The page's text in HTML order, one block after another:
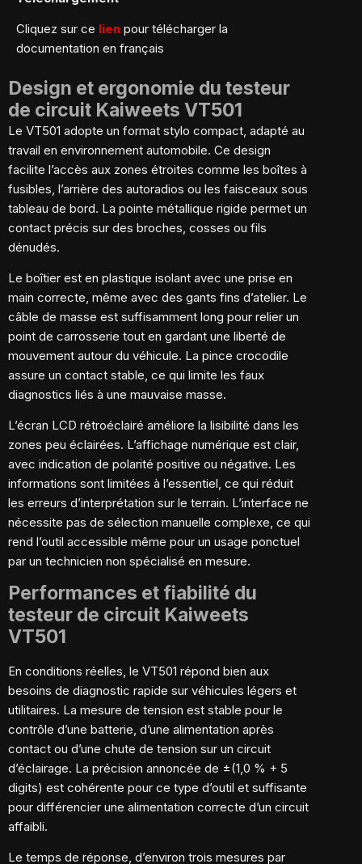
Cliquez sur ce lien pour télécharger la
documentation en français
Design et ergonomie du testeur
de circuit Kaiweets VT501
Le VT501 adopte un format stylo compact, adapté au
travail en environnement automobile. Ce design
facilite l’accès aux zones étroites comme les boîtes à
fusibles, l’arrière des autoradios ou les faisceaux sous
tableau de bord. La pointe métallique rigide permet un
contact précis sur des broches, cosses ou fils
dénudés.
Le boîtier est en plastique isolant avec une prise en
main correcte, même avec des gants fins d’atelier. Le
câble de masse est suffisamment long pour relier un
point de carrosserie tout en gardant une liberté de
mouvement autour du véhicule. La pince crocodile
assure un contact stable, ce qui limite les faux
diagnostics liés à une mauvaise masse.
L’écran LCD rétroéclairé améliore la lisibilité dans les
zones peu éclairées. L’affichage numérique est clair,
avec indication de polarité positive ou négative. Les
informations sont limitées à l’essentiel, ce qui réduit
les erreurs d’interprétation sur le terrain. L’interface ne
nécessite pas de sélection manuelle complexe, ce qui
rend l’outil accessible même pour un usage ponctuel
par un technicien non spécialisé en mesure.
Performances et fiabilité du
testeur de circuit Kaiweets
VT501
En conditions réelles, le VT501 répond bien aux
besoins de diagnostic rapide sur véhicules légers et
utilitaires. La mesure de tension est stable pour le
contrôle d’une batterie, d’une alimentation après
contact ou d’une chute de tension sur un circuit
d’éclairage. La précision annoncée de ±(1,0 % + 5
digits) est cohérente pour ce type d’outil et suffisante
pour différencier une alimentation correcte d’un circuit
affaibli.
Le temps de réponse, d’environ trois mesures par